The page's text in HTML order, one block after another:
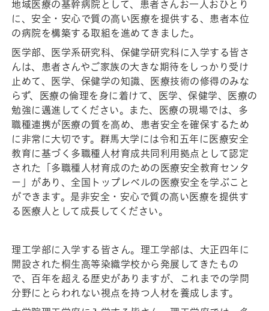
地域医療の基幹病院として、患者さんお一人おひとり
に、安全・安心で質の高い医療を提供する、患者本位
の病院を構築する取組を進めてきました。
医学部、医学系研究科、保健学研究科に入学する皆さ
んは、患者さんやご家族の大きな期待をしっかり受け
止めて、医学、保健学の知識、医療技術の修得のみな
らず、医療の倫理を身に着けて、医学、保健学、医療の
勉強に邁進してください。また、医療の現場では、多
職種連携が医療の質を高め、患者安全を確保するため
に非常に大切です。群馬大学には令和五年に医療安全
教育に基づく多職種人材育成共同利用拠点として認定
された「多職種人材育成のための医療安全教育センタ
ー」があり、全国トップレベルの医療安全を学ぶこと
ができます。是非安全・安心で質の高い医療を提供す
る医療人として成長してください。
理工学部に入学する皆さん。理工学部は、大正四年に
開設された桐生高等染織学校から発展してきたもの
で、百年を超える歴史がありますが、これまでの学問
分野にとらわれない視点を持つ人材を養成します。